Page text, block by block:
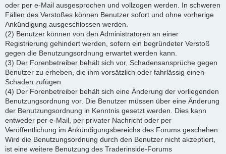
oder per e-Mail ausgesprochen und vollzogen werden. In schweren
Fällen des Verstoßes können Benutzer sofort und ohne vorherige
Ankündigung ausgeschlossen werden.
(2) Benutzer können von den Administratoren an einer
Registrierung gehindert werden, sofern ein begründeter Verstoß
gegen die Benutzungsordnung erwartet werden kann.
(3) Der Forenbetreiber behält sich vor, Schadensansprüche gegen
Benutzer zu erheben, die ihm vorsätzlich oder fahrlässig einen
Schaden zufügen.
(4) Der Forenbetreiber behält sich eine Änderung der vorliegenden
Benutzungsordnung vor. Die Benutzer müssen über eine Änderung
der Benutzungsordnung in Kenntnis gesetzt werden. Dies kann
entweder per e-Mail, per privater Nachricht oder per
Veröffentlichung im Ankündigungsbereichs des Forums geschehen.
Wird die Benutzungsordnung durch den Benutzer nicht akzeptiert,
ist eine weitere Benutzung des Traderinside-Forums